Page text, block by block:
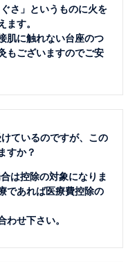
さ」というものに火を
す。
肌に触れない台座のつ
もございますのでご安
ているのですが、この
すか？
は控除の対象になりま
であれば医療費控除の
せ下さい。